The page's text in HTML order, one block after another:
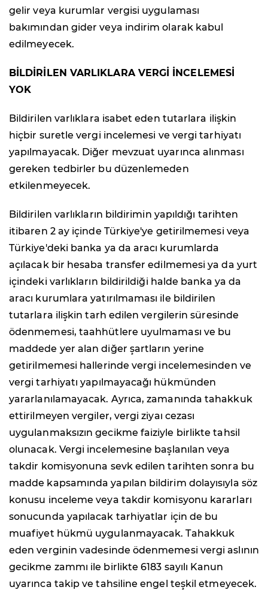
gelir veya kurumlar vergisi uygulaması
bakımından gider veya indirim olarak kabul
edilmeyecek.
BİLDİRİLEN VARLIKLARA VERGİ İNCELEMESİ
YOK
Bildirilen varlıklara isabet eden tutarlara ilişkin
hiçbir suretle vergi incelemesi ve vergi tarhiyatı
yapılmayacak. Diğer mevzuat uyarınca alınması
gereken tedbirler bu düzenlemeden
etkilenmeyecek.
Bildirilen varlıkların bildirimin yapıldığı tarihten
itibaren 2 ay içinde Türkiye'ye getirilmemesi veya
Türkiye'deki banka ya da aracı kurumlarda
açılacak bir hesaba transfer edilmemesi ya da yurt
içindeki varlıkların bildirildiği halde banka ya da
aracı kurumlara yatırılmaması ile bildirilen
tutarlara ilişkin tarh edilen vergilerin süresinde
ödenmemesi, taahhütlere uyulmaması ve bu
maddede yer alan diğer şartların yerine
getirilmemesi hallerinde vergi incelemesinden ve
vergi tarhiyatı yapılmayacağı hükmünden
yararlanılamayacak. Ayrıca, zamanında tahakkuk
ettirilmeyen vergiler, vergi ziyaı cezası
uygulanmaksızın gecikme faiziyle birlikte tahsil
olunacak. Vergi incelemesine başlanılan veya
takdir komisyonuna sevk edilen tarihten sonra bu
madde kapsamında yapılan bildirim dolayısıyla söz
konusu inceleme veya takdir komisyonu kararları
sonucunda yapılacak tarhiyatlar için de bu
muafiyet hükmü uygulanmayacak. Tahakkuk
eden verginin vadesinde ödenmemesi vergi aslının
gecikme zammı ile birlikte 6183 sayılı Kanun
uyarınca takip ve tahsiline engel teşkil etmeyecek.